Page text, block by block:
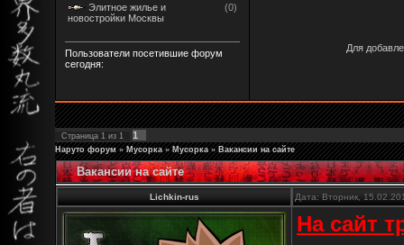
Элитное жилье и
новостройки Москвы
(0)
Пользователи посетившие форум
сегодня:
Для
Страница 1 из 1 1
Наруто форум » Мусорка » Мусорка » Вакансии на сайте
Вакансии на сайте
Lichkin-rus Дата: Вторник,
На сайт